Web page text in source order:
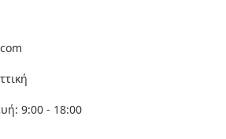
9:00 - 18:00